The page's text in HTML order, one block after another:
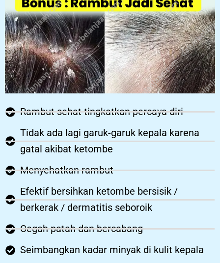
Rambut sehat tingkatkan percaya diri
Tidak ada lagi garuk-garuk kepala karena
gatal akibat ketombe
Menyehatkan rambut
Efektif bersihkan ketombe bersisik /
berkerak / dermatitis seboroik
Cegah patah dan bercabang
Seimbangkan kadar minyak di kulit kepala